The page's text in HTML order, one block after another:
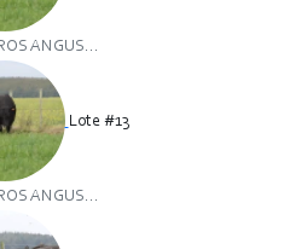
ANGUS...
Lote #13
ANGUS...